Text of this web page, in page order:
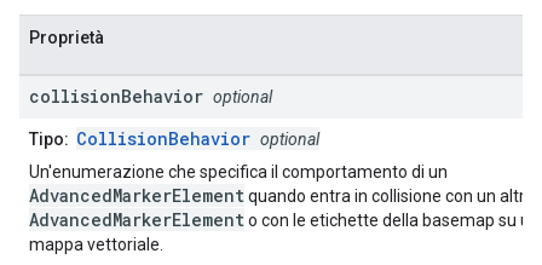
Proprietà
collisionBehavior optional
Tipo: CollisionBehavior optional
Un'enumerazione che specifica il comportamento di un
AdvancedMarkerElementquando entra in collisione con un altro
AdvancedMarkerElemento con le etichette della basemap su
mappa vettoriale.